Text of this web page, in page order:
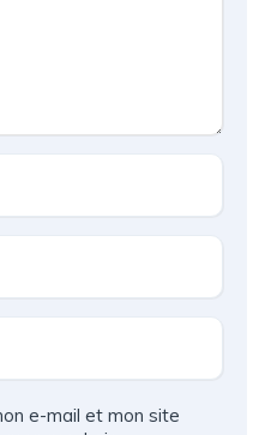
e-mail et mon site